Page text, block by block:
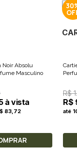
Noir Absolu
Masculino
à vista
83,72
R$
R$
até